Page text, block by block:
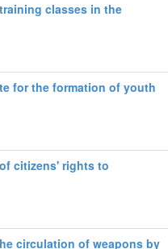
classes in the
for the formation of youth
citizens' rights to
circulation of weapons by